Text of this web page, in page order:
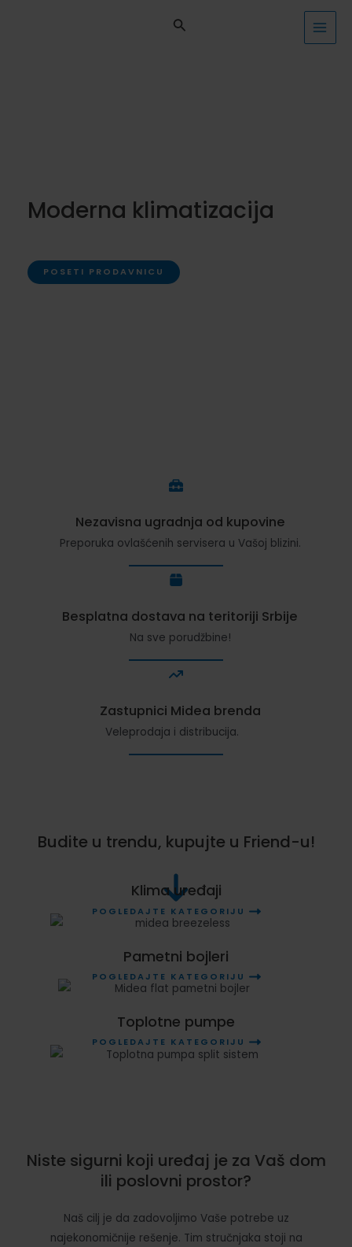
Moderna klimatizacija
POSETI PRODAVNICU
Nezavisna ugradnja od kupovine
Preporuka ovlašćenih servisera u Vašoj blizini.
Besplatna dostava na teritoriji Srbije
Na sve porudžbine!
Zastupnici Midea brenda
Veleprodaja i distribucija.
Budite u trendu, kupujte u Friend-u!
Klima uređaji
POGLEDAJTE KATEGORIJU
Pametni bojleri
POGLEDAJTE KATEGORIJU
Toplotne pumpe
POGLEDAJTE KATEGORIJU
Niste sigurni koji uređaj je za Vaš dom
ili poslovni prostor?
Naš cilj je da zadovoljimo Vaše potrebe uz
najekonomičnije rešenje. Tim stručnjaka stoji na